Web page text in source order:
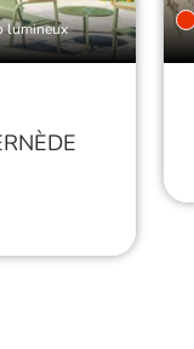
lumineux